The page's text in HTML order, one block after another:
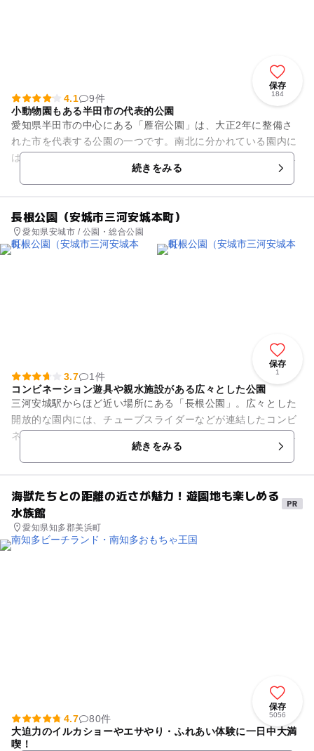
保存
184
4.1
9件
小動物園もある半田市の代表的公園
愛知県半田市の中心にある「雁宿公園」は、大正2年に整備さ
れた市を代表する公園の一つです。南北に分かれている園内に
は球場、テニスコート、ロングすべり台や複合遊具、築山、ア
スレチック遊具などの子供向...続きをみる
長根公園（安城市三河安城本町）
愛知県安城市 / 公園・総合公園
保存
1
3.7
1件
コンビネーション遊具や親水施設がある広々とした公園
三河安城駅からほど近い場所にある「長根公園」。広々とした
開放的な園内には、チューブスライダーなどが連結したコンビ
ネーション遊具のほか、ブランコ、鉄棒、砂場、スプリング遊
続きをみる
海獣たちとの距離の近さが魅力！遊園地も楽しめる
水族館
愛知県知多郡美浜町
保存
5056
4.7
80件
大迫力のイルカショーやエサやり・ふれあい体験に一日中大満
喫！